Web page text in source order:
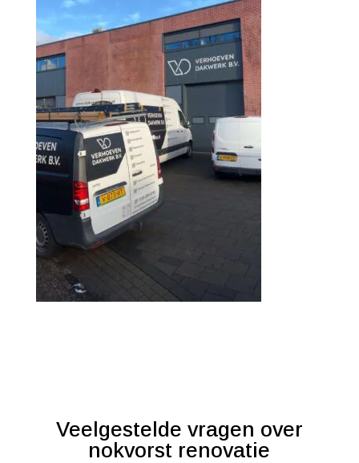
Veelgestelde vragen over
nokvorst renovatie